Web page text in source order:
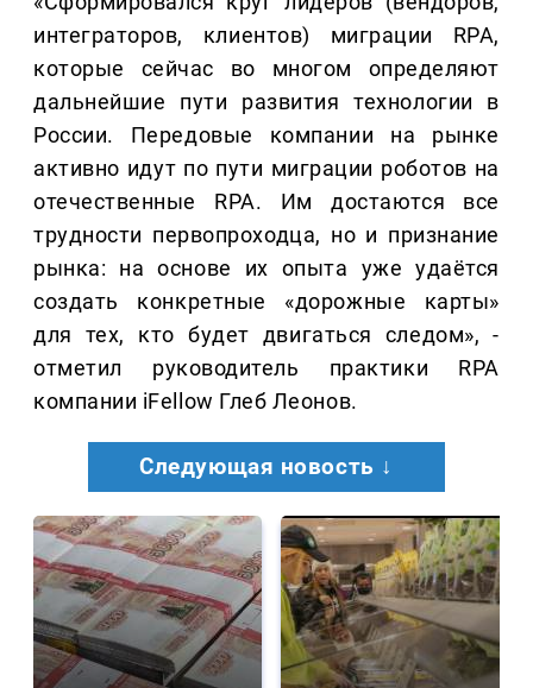
интеграторов, клиентов) миграции RPA,
которые сейчас во многом определяют
дальнейшие пути развития технологии в
России. Передовые компании на рынке
активно идут по пути миграции роботов на
отечественные RPA. Им достаются все
трудности первопроходца, но и признание
рынка: на основе их опыта уже удаётся
создать конкретные «дорожные карты»
для тех, кто будет двигаться следом», -
отметил руководитель практики RPA
компании iFellow Глеб Леонов.
Следующая новость ↓